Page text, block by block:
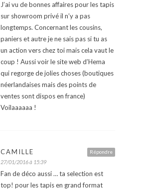
J’ai vu de bonnes affaires pour les tapis
sur showroom privé il n’y a pas
longtemps. Concernant les cousins,
paniers et autre je ne sais pas si tu as
un action vers chez toi mais cela vaut le
coup ! Aussi voir le site web d’Hema
qui regorge de jolies choses (boutiques
néerlandaises mais des points de
ventes sont dispos en france)
Voilaaaaaa !
Répondre
CAMILLE
27/01/2016 à 15:39
Fan de déco aussi … ta selection est
top! pour les tapis en grand format